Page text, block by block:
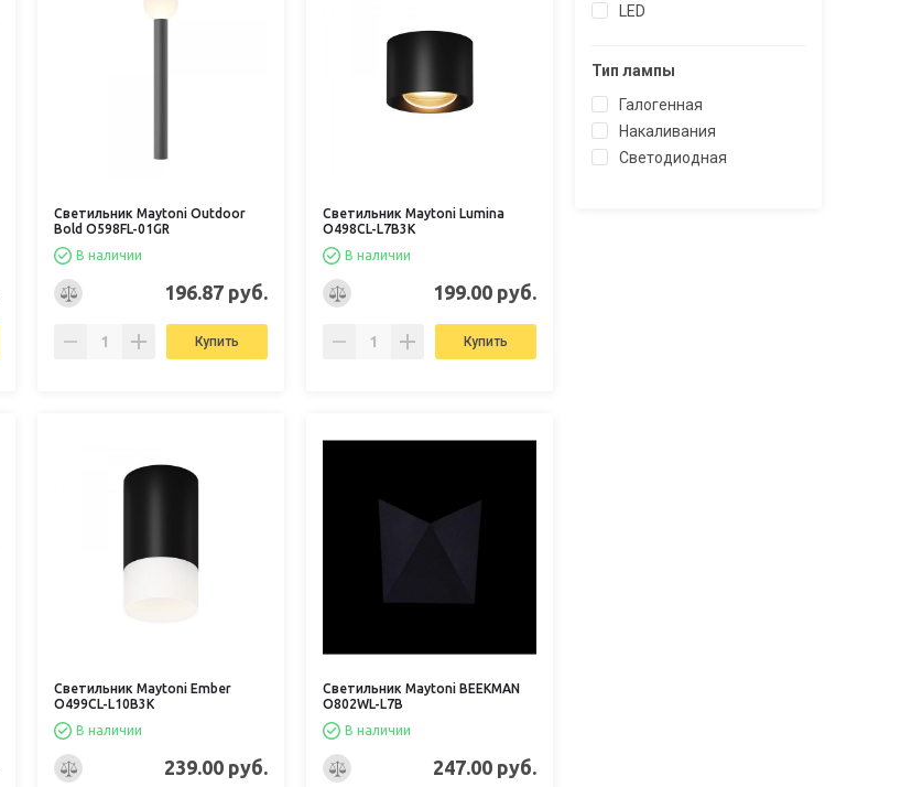
Светильник Maytoni Outdoor
Bold O598FL-01GR
В наличии
196.87 руб.
Купить
Светильник Maytoni Lumina
O498CL-L7B3K
В наличии
199.00 руб.
Купить
Светильник Maytoni Ember
O499CL-L10B3K
В наличии
239.00 руб.
Светильник Maytoni BEEKMAN
O802WL-L7B
В наличии
247.00 руб.
LED
Тип лампы
Галогенная
Накаливания
Светодиодная